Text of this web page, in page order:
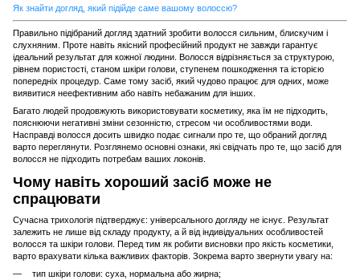
Як знайти догляд, який підійде саме вашому волоссю?
Правильно підібраний догляд здатний зробити волосся сильним, блискучим і
слухняним. Проте навіть якісний професійний продукт не завжди гарантує
ідеальний результат для кожної людини. Волосся відрізняється за структурою,
рівнем пористості, станом шкіри голови, ступенем пошкодження та історією
попередніх процедур. Саме тому засіб, який чудово працює для одних, може
виявитися неефективним або навіть небажаним для інших.
Багато людей продовжують використовувати косметику, яка їм не підходить,
пояснюючи негативні зміни сезонністю, стресом чи особливостями води.
Насправді волосся досить швидко подає сигнали про те, що обраний догляд
варто переглянути. Розглянемо основні ознаки, які свідчать про те, що засіб для
волосся не підходить потребам ваших локонів.
Чому навіть хороший засіб може не
спрацювати
Сучасна трихологія підтверджує: універсального догляду не існує. Результат
залежить не лише від складу продукту, а й від індивідуальних особливостей
волосся та шкіри голови. Перед тим як робити висновки про якість косметики,
варто врахувати кілька важливих факторів. Зокрема варто звернути увагу на:
тип шкіри голови: суха, нормальна або жирна;